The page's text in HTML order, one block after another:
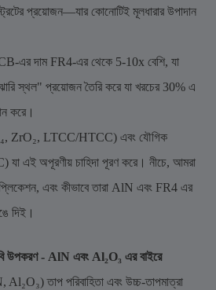
প্রয়োজন—যার কোনোটিই মূলধারার উপাদান
এর দাম FR4-এর থেকে 5-10x বেশি, যা
স্থল" প্রয়োজন তৈরি করে যা খরচের 30% এ
করে।
ZrO₂, LTCC/HTCC) এবং যৌগিক
যা এই অপূরণীয় চাহিদা পূরণ করে। নীচে, আমরা
এবং কীভাবে তারা AlN এবং FR4 এর
দিই।
উপকরণ - AlN এবং Al₂O₃ এর বাইরে
তাপ পরিবাহিতা এবং উচ্চ-তাপমাত্রা